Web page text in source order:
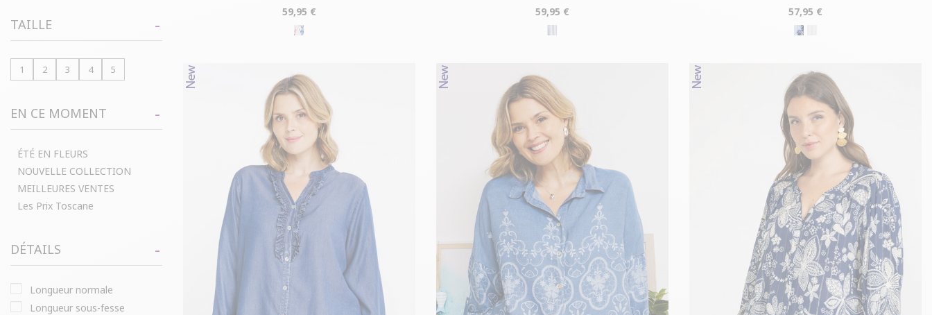
TAILLE
1 2 3 4 5
EN CE MOMENT
ÉTÉ EN FLEURS
NOUVELLE COLLECTION
MEILLEURES VENTES
Les Prix Toscane
DÉTAILS
longueur normale
longueur sous-fesse
59,95 €
59,95 €
57,95 €